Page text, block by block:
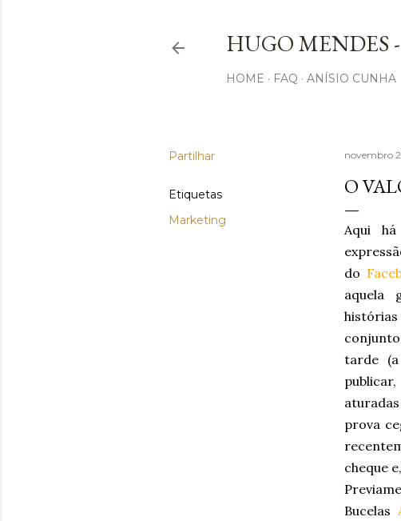
HUGO MENDES
HOME FAQ ANÍSIO CUNHA
Partilhar
Etiquetas
Marketing
novembro
O
Aqui
do
aquela
tarde
prova
cheque
Bucelas